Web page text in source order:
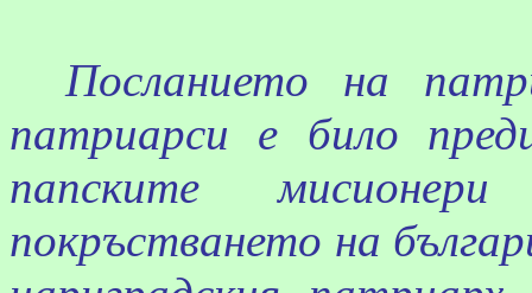
Посланието на
патриарси е било
папските
покръстването на